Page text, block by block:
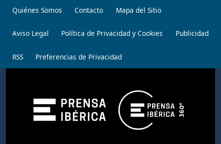
Quiénes Somos Contacto Mapa del Sitio
Aviso Legal Política de Privacidad y Cookies Publicidad
RSS Preferencias de Privacidad